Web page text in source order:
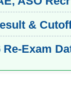
&
Re-Exam